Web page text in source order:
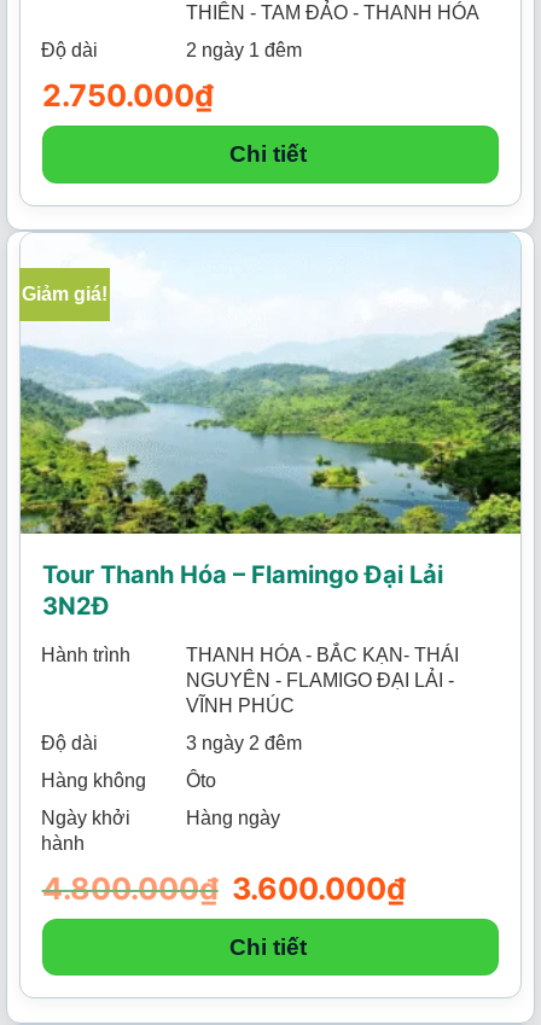
THIÊN - TAM ĐẢO - THANH HÓA
Độ dài
2 ngày 1 đêm
2.750.000₫
Chi tiết
Giảm giá!
Tour Thanh Hóa – Flamingo Đại Lải
3N2Đ
Hành trình
THANH HÓA - BẮC KẠN- THÁI
NGUYÊN - FLAMIGO ĐẠI LẢI -
VĨNH PHÚC
Độ dài
3 ngày 2 đêm
Hàng không
Ôto
Ngày khởi
hành
Hàng ngày
4.800.000₫ Giá
gốc
là:
4.800.000₫.
3.600.000₫Giá
tại
3.600.000₫.
Chi tiết